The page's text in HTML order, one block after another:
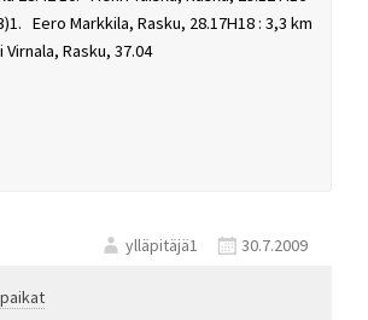
Eero Markkila, Rasku, 28.17H18 : 3,3 km
Rasku, 37.04
ylläpitäjä1 30.7.2009